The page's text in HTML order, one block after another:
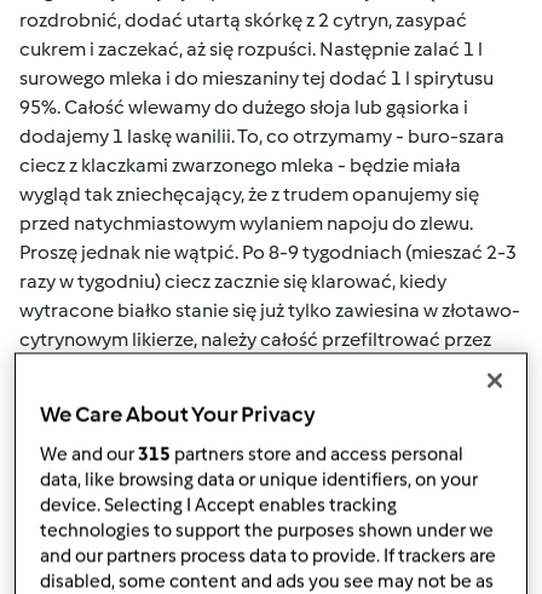
rozdrobnić, dodać utartą skórkę z 2 cytryn, zasypać
cukrem i zaczekać, aż się rozpuści. Następnie zalać 1 l
surowego mleka i do mieszaniny tej dodać 1 l spirytusu
95%. Całość wlewamy do dużego słoja lub gąsiorka i
dodajemy 1 laskę wanilii. To, co otrzymamy - buro-szara
ciecz z klaczkami zwarzonego mleka - będzie miała
wygląd tak zniechęcający, że z trudem opanujemy się
przed natychmiastowym wylaniem napoju do zlewu.
Proszę jednak nie wątpić. Po 8-9 tygodniach (mieszać 2-3
razy w tygodniu) ciecz zacznie się klarować, kiedy
wytracone białko stanie się już tylko zawiesina w złotawo-
cytrynowym likierze, należy całość przefiltrować przez
nadzwyczajnej delikatności. Warto tez zaznaczyć, ze
będzie on idealnie klarowny.
04. „NALEWKA WYTRAWNA Z CZERWONYCH
/BIAŁYCH/ PORZECZEK”
Do czystych słoików z hermetycznym zamknięciem
We Care About Your Privacy
We and our315 partners store and access personal
data, like browsing data or unique identifiers, on your
device. Selecting I Accept enables tracking
technologies to support the purposes shown under we
and our partners process data to provide. If trackers are
disabled, some content and ads you see may not be as